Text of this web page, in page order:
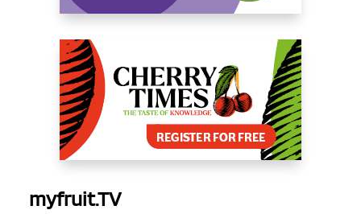
myfruit.TV